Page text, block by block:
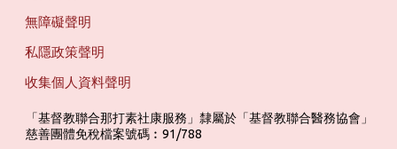
無障礙聲明
私隱政策聲明
收集個人資料聲明
「基督教聯合那打素社康服務」隸屬於「基督教聯合醫務協會」
慈善團體免稅檔案號碼︰91/788